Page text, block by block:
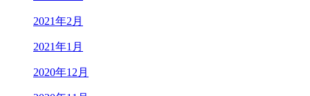
2021年2月
2021年1月
2020年12月